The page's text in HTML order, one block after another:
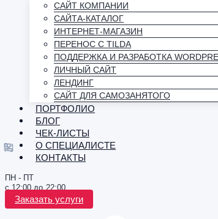
САЙТ КОМПАНИИ
САЙТА-КАТАЛОГ
ИНТЕРНЕТ-МАГАЗИН
ПЕРЕНОС С TILDA
ПОДДЕРЖКА И РАЗРАБОТКА
ЛИЧНЫЙ САЙТ
ЛЕНДИНГ
САЙТ ДЛЯ САМОЗАНЯТОГО
ПОРТФОЛИО
БЛОГ
ЧЕК-ЛИСТЫ
О СПЕЦИАЛИСТЕ
КОНТАКТЫ
ПН - ПТ
с 12:00 до 22:00
Заказать услуги